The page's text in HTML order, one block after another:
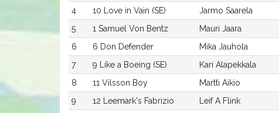
4
10 Love in Vain (SE) Jarmo Saarela
5
1 Samuel Von Bentz Mauri Jaara
6
6 Don Defender Mika Jauhola
7
9 Like a Boeing (SE) Kari Alapekkala
8
11 Vilsson Boy Martti Aikio
9
12 Leemark's Fabrizio Leif A Flink